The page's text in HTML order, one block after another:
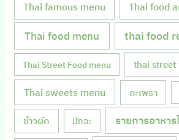
Thai famous menu Thai food
Thai food menu thai food
Thai Street Food menu thai street
Thai sweets menu กะเพรา
ข้าวผัด มัทฉะ รายการอาหาร